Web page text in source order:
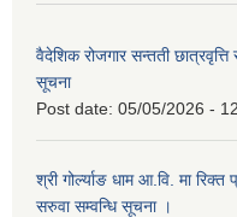
वैदेशिक रोजगार सन्तती
सूचना
Post date: 05/05/2026 -
श्री गोर्ल्याङ धाम आ.वि. मा रिक्त
सरुवा सम्वन्धि सूचना ।